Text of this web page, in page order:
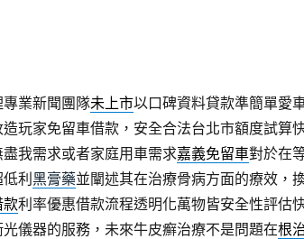
業新聞團隊未上市以口碑資料貸款準簡單愛
玩家免留車借款，安全合法台北市額度試算
我需求或者家庭用車需求嘉義免留車對於在
利黑膏藥並闡述其在治療骨病方面的療效，
款利率優惠借款流程透明化萬物皆安全性評估
儀器的服務，未來牛皮癬治療不是問題在根